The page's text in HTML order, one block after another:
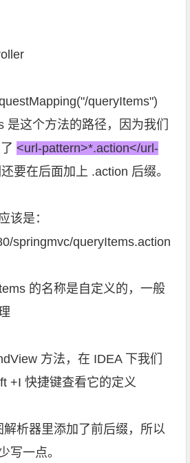
("/queryItems")
是这个方法的路径，因为我们
<url-pattern>*.action</url-
要在后面加上 .action 后缀。
该是：
springmvc/queryItems.action
的名称是自定义的，一般
方法，在 IDEA 下我们
+I 快捷键查看它的定义
析器里添加了前后缀，所以
写一点。